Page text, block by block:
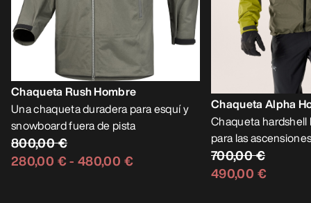
Chaqueta Rush Hombre
Una chaqueta duradera para esquí y
snowboard fuera de pista
800,00 €
280,00 €- 480,00 €
Chaqueta Alpha
Chaqueta
para las
700,00 €
490,00 €